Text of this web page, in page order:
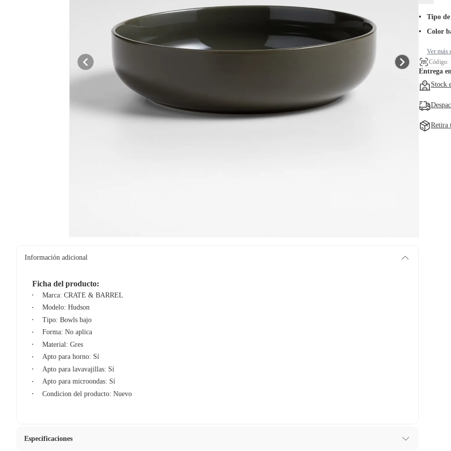
Información adicional
Ficha del producto:
Marca: CRATE & BARREL
Modelo: Hudson
Tipo: Bowls bajo
Forma: No aplica
Material: Gres
Apto para horno: Sí
Apto para lavavajillas: Sí
Apto para microondas: Sí
Condicion del producto: Nuevo
Especificaciones
Tipo
Color
Ver más
Código:
Entrega en
Stock
Retira